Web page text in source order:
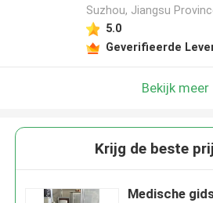
Suzhou, Jiangsu
5.0
Geverifieerde
Bekijk meer
Krijg de beste
Medische